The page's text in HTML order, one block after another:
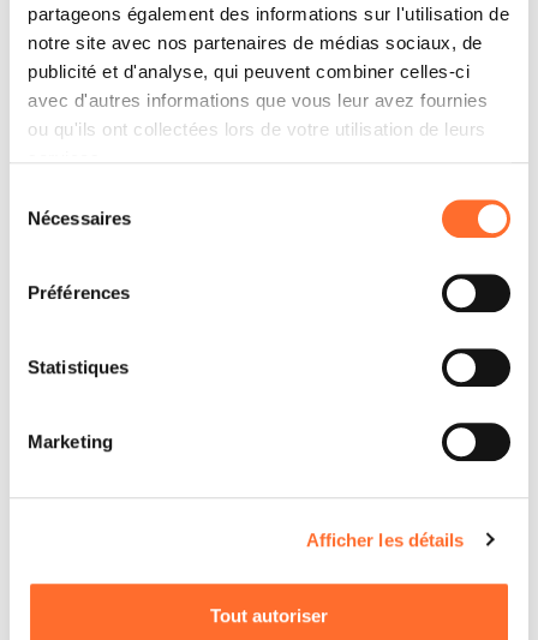
partageons également des informations sur l'utilisation de
notre site avec nos partenaires de médias sociaux, de
publicité et d'analyse, qui peuvent combiner celles-ci
avec d'autres informations que vous leur avez fournies
ou qu'ils ont collectées lors de votre utilisation de leurs
Nécessaires
Préférences
Statistiques
Marketing
Afficher les détails
Tout autoriser
Contactez